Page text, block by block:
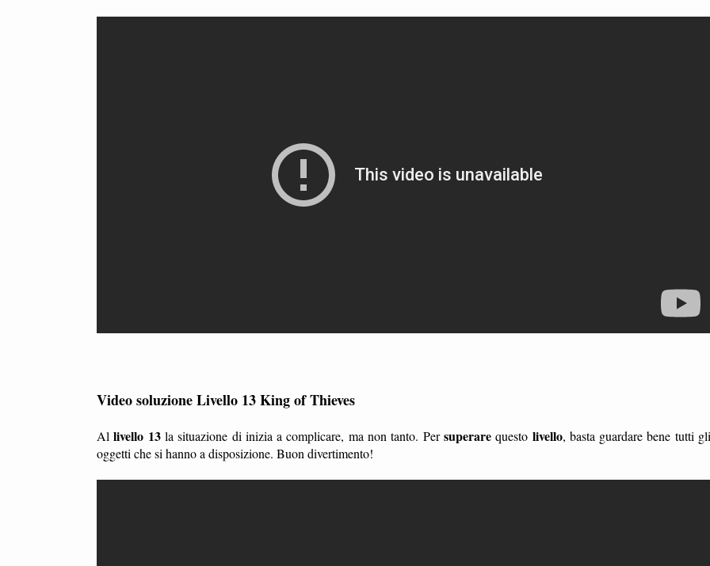
Video soluzione Livello 13 King of Thieves
Allivello 13la situazione di inizia a complicare, ma non tanto. Persuperarequesto livello, basta guardare bene tutti
oggetti che si hanno a disposizione. Buon divertimento!